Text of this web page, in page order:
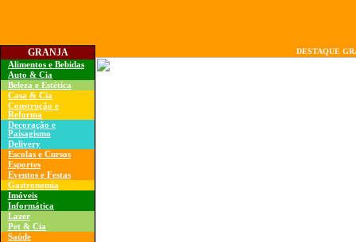
GRANJA
Alimentos e Bebidas
Auto & Cia
Beleza e Estética
Casa & Cia
Construção e
Reforma
Decoração e
Paisagismo
Delivery
Escolas e Cursos
Esportes
Eventos e Festas
Gastronomia
Imóveis
Informática
Lazer
Pet & Cia
Saúde
DESTAQUE